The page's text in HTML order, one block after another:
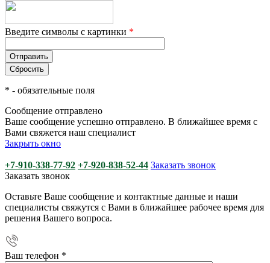
Введите символы с картинки *
* - обязательные поля
Сообщение отправлено
Ваше сообщение успешно отправлено. В ближайшее время с
Вами свяжется наш специалист
Закрыть окно
+7-910-338-77-92 +7-920-838-52-44 Заказать звонок
Заказать звонок
Оставьте Ваше сообщение и контактные данные и наши
специалисты свяжутся с Вами в ближайшее рабочее время для
решения Вашего вопроса.
Ваш телефон *